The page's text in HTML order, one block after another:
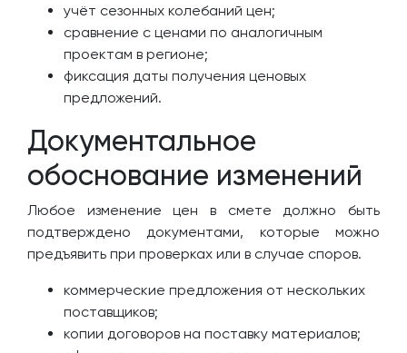
учёт сезонных колебаний цен;
сравнение с ценами по аналогичным
проектам в регионе;
фиксация даты получения ценовых
предложений.
Документальное
обоснование изменений
Любое изменение цен в смете должно быть
подтверждено документами, которые можно
предъявить при проверках или в случае споров.
коммерческие предложения от нескольких
поставщиков;
копии договоров на поставку материалов;